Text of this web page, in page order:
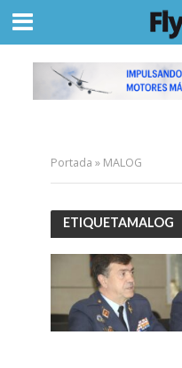
Portada » MALOG
ETIQUETAMALOG